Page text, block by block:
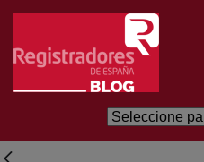
Skip to Main Content